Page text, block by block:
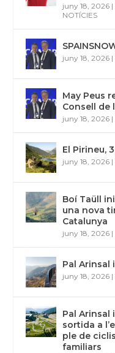
juny 18, 2026 |
NOTÍCIES
juny 18, 2026 |
May Peus
Consell de
juny 18, 2026 |
El Pirineu,
juny 18, 2026 |
Boí Taüll
una nova
Catalunya
juny 18, 2026 |
Pal Arinsal
juny 18, 2026 |
Pal Arinsal
sortida a
ple de
familiars